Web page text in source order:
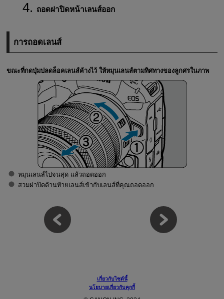
ถอดฝาปิดหน้าเลนส์ออก
การถอดเลนส์
ขณะที่กดปุ่มปลดล็อคเลนส์ค้างไว้ ให้หมุนเลนส์ตามทิศทางของลูกศรในภาพ
หมุนเลนส์ไปจนสุด แล้วถอดออก
สวมฝาปิดด้านท้ายเลนส์เข้ากับเลนส์ที่คุณถอดออก
เกี่ยวกับไซต์นี้
นโยบายเกี่ยวกับคุกกี้